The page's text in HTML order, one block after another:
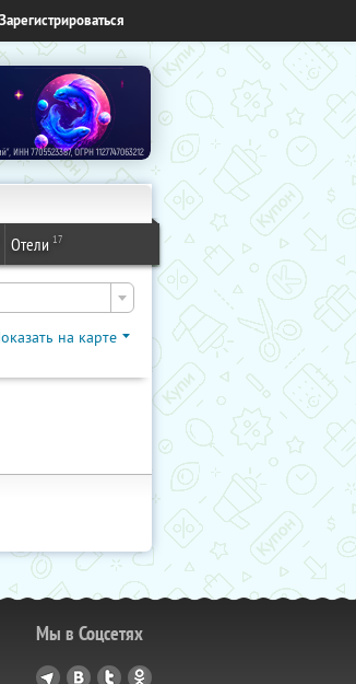
Зарегистрироваться
Отели 17
на карте
Мы в Соцсетях